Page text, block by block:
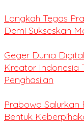
Langkah Tegas
Demi Sukseskan
Geger Dunia
Kreator Indonesia
Penghasilan
Prabowo Salurkan
Bentuk